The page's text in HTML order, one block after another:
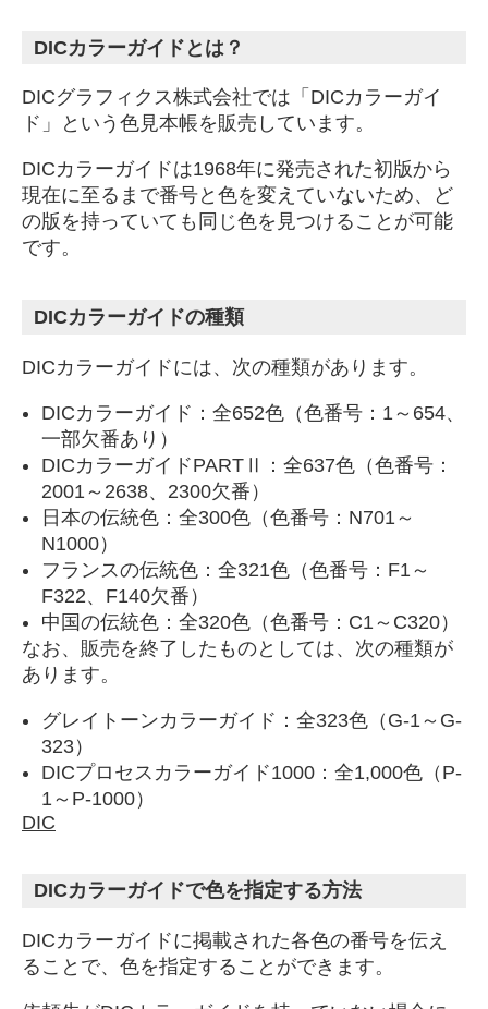
DICカラーガイドとは？
DICグラフィクス株式会社では「DICカラーガイ
ド」という色見本帳を販売しています。
DICカラーガイドは1968年に発売された初版から
現在に至るまで番号と色を変えていないため、ど
の版を持っていても同じ色を見つけることが可能
です。
DICカラーガイドの種類
DICカラーガイドには、次の種類があります。
DICカラーガイド：全652色（色番号：1～654、
一部欠番あり）
DICカラーガイドPARTⅡ：全637色（色番号：
2001～2638、2300欠番）
日本の伝統色：全300色（色番号：N701～
N1000）
フランスの伝統色：全321色（色番号：F1～
F322、F140欠番）
中国の伝統色：全320色（色番号：C1～C320）
なお、販売を終了したものとしては、次の種類が
あります。
グレイトーンカラーガイド：全323色（G-1～G-
323）
DICプロセスカラーガイド1000：全1,000色（P-
1～P-1000）
DIC
DICカラーガイドで色を指定する方法
DICカラーガイドに掲載された各色の番号を伝え
ることで、色を指定することができます。